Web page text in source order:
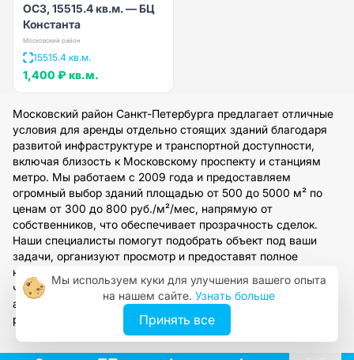
ОСЗ, 15515.4 кв.м. — БЦ
Константа
Московский район
15515.4 кв.м.
1,400 ₽ кв.м.
Московский район Санкт-Петербурга предлагает отличные
условия для аренды отдельно стоящих зданий благодаря
развитой инфраструктуре и транспортной доступности,
включая близость к Московскому проспекту и станциям
метро. Мы работаем с 2009 года и предоставляем
огромный выбор зданий площадью от 500 до 5000 м² по
ценам от 300 до 800 руб./м²/мес, напрямую от
собственников, что обеспечивает прозрачность сделок.
Наши специалисты помогут подобрать объект под ваши
задачи, организуют просмотр и предоставят полное
юридическое сопровождение. Оставьте заявку на сайте,
чтобы получить персональную консультацию и доступ к
актуальным предложениям в этом динамично
развивающемся районе.
Мы используем куки для улучшения вашего опыта
на нашем сайте. Узнать больше
Принять все